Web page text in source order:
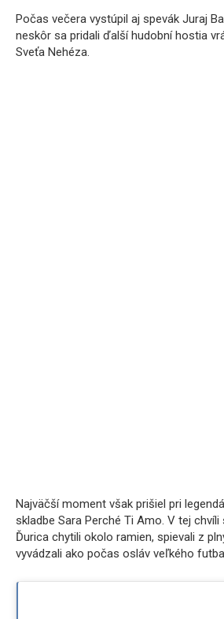
Počas večera vystúpil aj spevák Juraj
neskôr sa pridali ďalší hudobní hostia
Sveťa Nehéza.
Najväčší moment však prišiel pri
skladbe Sara Perché Ti Amo. V tej chvíli
Ďurica chytili okolo ramien, spievali z
vyvádzali ako počas osláv veľkého